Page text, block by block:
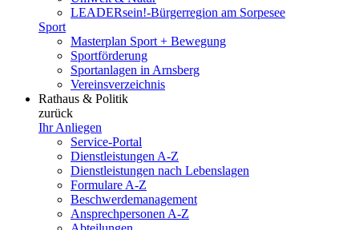
LEADERsein!-Bürgerregion am Sorpesee
Sport
Masterplan Sport + Bewegung
Sportförderung
Sportanlagen in Arnsberg
Vereinsverzeichnis
Rathaus & Politik
zurück
Ihr Anliegen
Service-Portal
Dienstleistungen A-Z
Dienstleistungen nach Lebenslagen
Formulare A-Z
Beschwerdemanagement
Ansprechpersonen A-Z